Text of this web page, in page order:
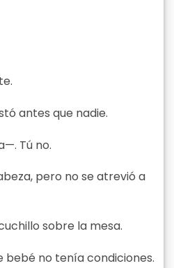
antes que nadie.
Tú no.
pero no se atrevió a
sobre la mesa.
bebé no tenía condiciones.